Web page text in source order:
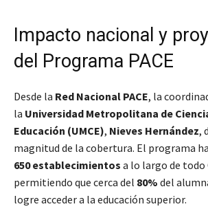
Impacto nacional y
del Programa PACE
Desde la Red Nacional PACE, la
la Universidad Metropolitana de
Educación (UMCE), Nieves Hernández,
magnitud de la cobertura. El programa
650 establecimientos a lo largo de todo
permitiendo que cerca del 80% del
logre acceder a la educación superior.